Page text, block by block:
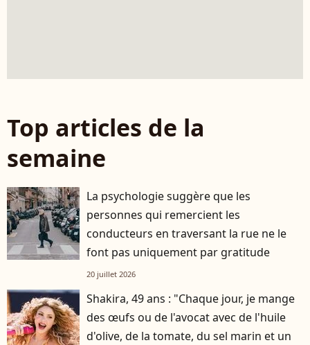
Top articles de la
semaine
La psychologie suggère que les
personnes qui remercient les
conducteurs en traversant la rue ne le
font pas uniquement par gratitude
20 juillet 2026
Shakira, 49 ans : "Chaque jour, je mange
des œufs ou de l'avocat avec de l'huile
d'olive, de la tomate, du sel marin et un